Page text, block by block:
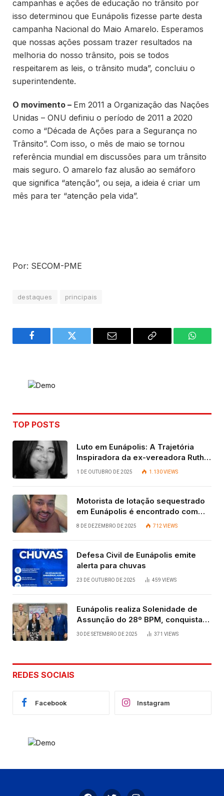
campanhas e ações de educação no trânsito por
isso determinou que Eunápolis fizesse parte desta
campanha Nacional do Maio Amarelo. Esperamos
que nossas ações possam trazer resultados na
melhoria do nosso trânsito, pois se todos
respeitarem as leis, o trânsito muda”, concluiu o
superintendente.
O movimento – Em 2011 a Organização das Nações
Unidas – ONU definiu o período de 2011 a 2020
como a “Década de Ações para a Segurança no
Trânsito”. Com isso, o mês de maio se tornou
referência mundial em discussões para um trânsito
mais seguro. O amarelo faz alusão ao semáforo
que significa “atenção”, ou seja, a ideia é criar um
mês para ter “atenção pela vida”.
Por: SECOM-PME
destaques principais
Facebook Twitter Email
Copy
TOP POSTS
Luto em Eunápolis: A Trajetória
Inspiradora da ex-vereadora Ruth
Contadora
1 DE OUTUBRO DE 2025 1.130VIEWS
Motorista de lotação sequestrado
em Eunápolis é encontrado com
vida após quatro dias.
8 DE DEZEMBRO DE 2025 712 VIEWS
Defesa Civil de Eunápolis emite
alerta para chuvas
23 DE OUTUBRO DE 2025 459 VIEWS
Eunápolis realiza Solenidade de
Assunção do 28º BPM, conquista
viabilizada por articulação política
30 DE SETEMBRO DE 2025 371 VIEWS
REDES SOCIAIS
Facebook Instagram